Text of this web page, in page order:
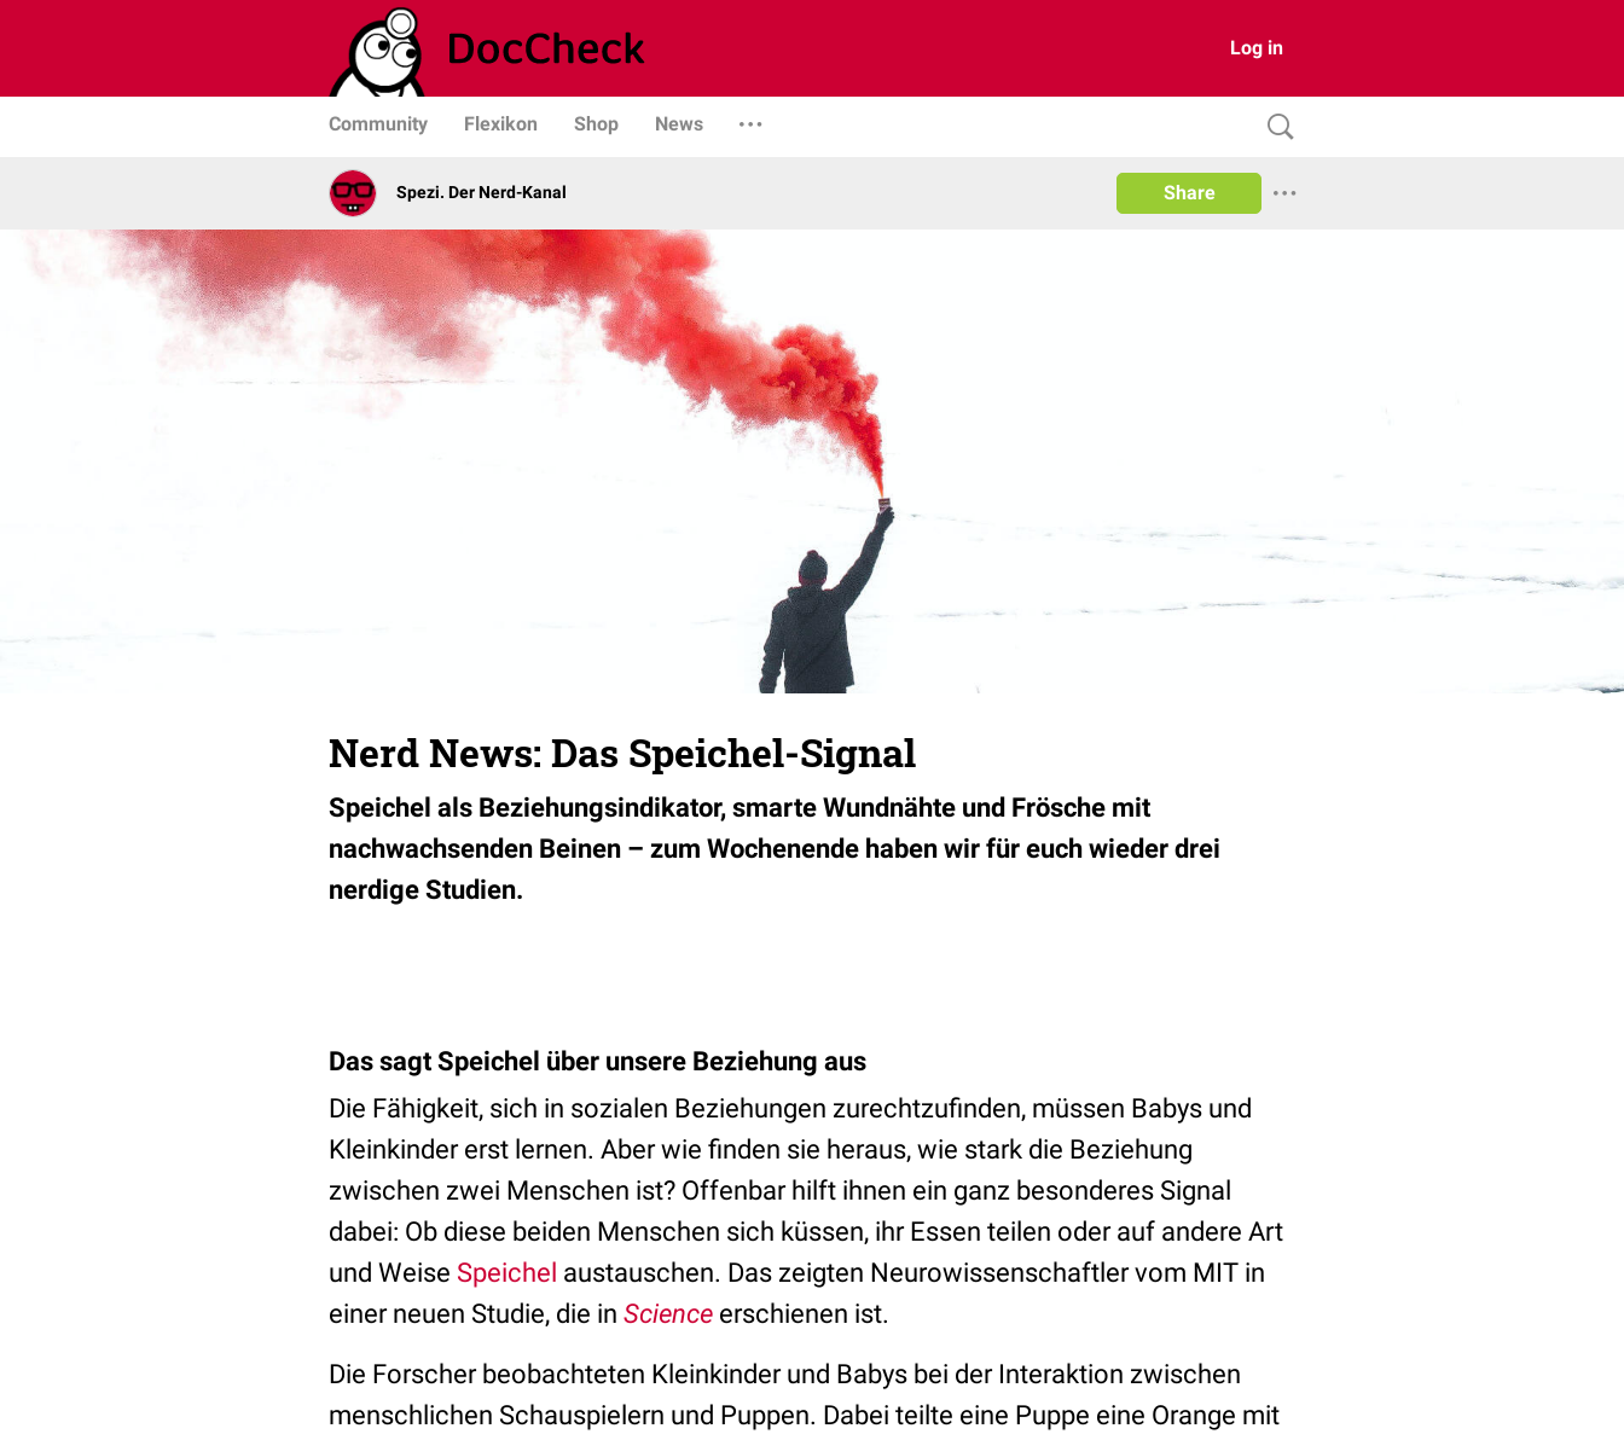
Log in
Community Flexikon Shop News
Spezi. Der Nerd-Kanal Share
Nerd News: Das Speichel-Signal
Speichel als Beziehungsindikator, smarte Wundnähte und Frösche mit
nachwachsenden Beinen – zum Wochenende haben wir für euch wieder drei
nerdige Studien.
Das sagt Speichel über unsere Beziehung aus
Die Fähigkeit, sich in sozialen Beziehungen zurechtzufinden, müssen Babys und
Kleinkinder erst lernen. Aber wie finden sie heraus, wie stark die Beziehung
zwischen zwei Menschen ist? Offenbar hilft ihnen ein ganz besonderes Signal
dabei: Ob diese beiden Menschen sich küssen, ihr Essen teilen oder auf andere Art
und Weise Speichel austauschen. Das zeigten Neurowissenschaftler vom MIT in
einer neuen Studie, die in Science erschienen ist.
Die Forscher beobachteten Kleinkinder und Babys bei der Interaktion zwischen
menschlichen Schauspielern und Puppen. Dabei teilte eine Puppe eine Orange mit